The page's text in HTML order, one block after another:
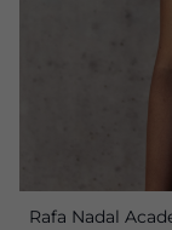
Rafa Nadal